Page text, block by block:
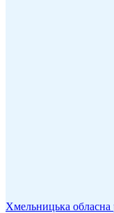
Хмельницька обласна